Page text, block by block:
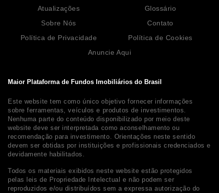
Maior Plataforma de Fundos Imobiliários do Brasil
Este website tem como único objetivo fornecer informações
sobre ferramentas, veículos e produtos de investimentos.
Nenhuma parte do conteúdo disponibilizado por meio deste
website deve ser interpretada como aconselhamento ou
recomendação para investimento. Orientações neste sentido
devem ser obtidas por instituições e profissionais credenciados e
devidamente habilitados.
Todos os materiais exibidos neste website estão protegidos
pelas leis de Propriedade Intelectual e não podem ser
reproduzidos e/ou distribuídos sem a expressa autorização do
Atualizações
Glossário
Sobre Nós
Contato
Política de Privacidade
Política de Cookies
Anuncie Aqui